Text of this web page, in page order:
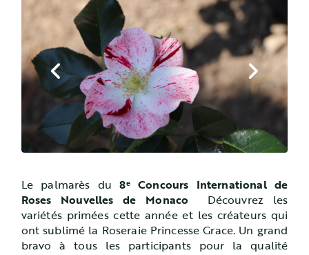
Le palmarès du8ᵉ Concours International de
Roses Nouvelles de Monaco Découvrez les
variétés primées cette année et les créateurs qui
ont sublimé la Roseraie Princesse Grace. Un grand
bravo à tous les participants pour la qualité